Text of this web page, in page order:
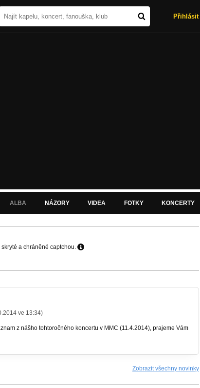
Přihlásit
ALBA NÁZORY VIDEA FOTKY KONCERTY
a chráněné captchou.
ve 13:34)
z nášho tohtoročného koncertu v MMC (11.4.2014), prajeme Vám
Zobrazit všechny novinky